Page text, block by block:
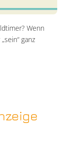
Wenn
ganz